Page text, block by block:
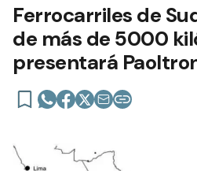
Ferrocarriles de
de más de 5000
presentará